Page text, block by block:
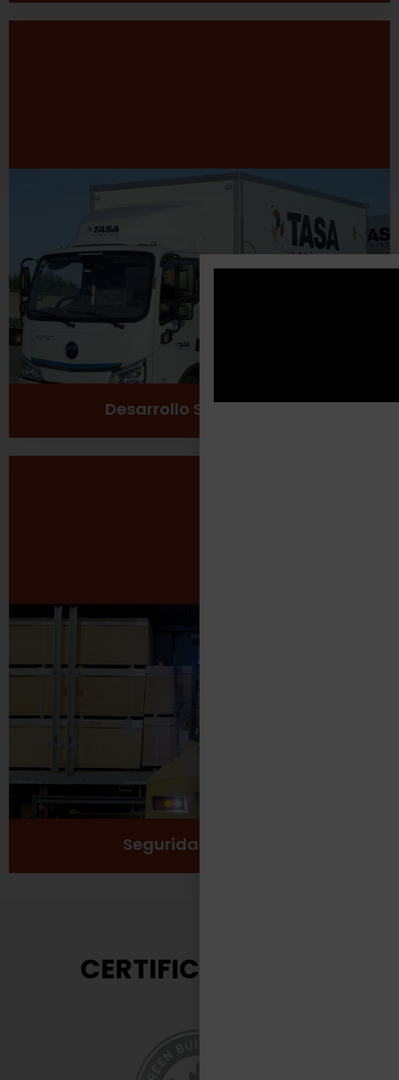
Desarrollo Sustentable
Desarrollo Sustentable
Inclusión social
Cuidado del medio ambiente
Ver más
Seguridad Laboral
Seguridad Laboral
Ver más
CERTIFICACIONES